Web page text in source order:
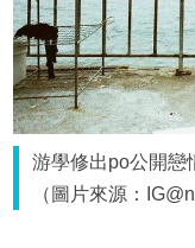
游學修出po公開戀
（圖片來源：